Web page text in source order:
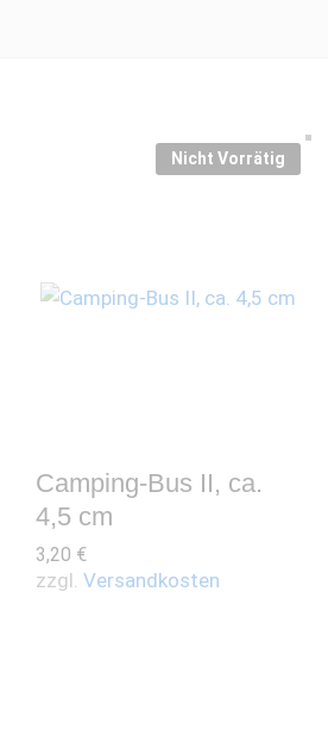
Nicht Vorrätig
Camping-Bus II, ca.
4,5 cm
3,20 €
zzgl.Versandkosten